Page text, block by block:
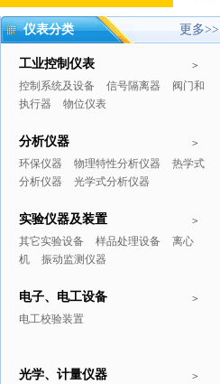
仪表分类 更多>>
>
工业控制仪表
控制系统及设备 信号隔离器
阀门和
执行器
物位仪表
>
分析仪器
环保仪器 物理特性分析仪器
热学式
分析仪器
光学式分析仪器
>
实验仪器及装置
其它实验设备 样品处理设备
离心
机
振动监测仪器
>
电子、电工设备
电工校验装置
>
光学、计量仪器